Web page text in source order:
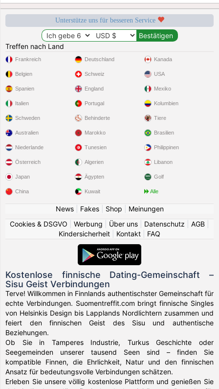
Unterstütze uns für besseren Service
Treffen nach Land
Frankreich
Belgien
Spanien
Italien
Schweden
Deutschland
Schweiz
England
Portugal
Behinderte
Kanada
USA
Mexiko
Kolumbien
Tiere
Australien
Niederlande
Österreich
Japan
China
Marokko
Tunesien
Algerien
Ägypten
Kuwait
Brasilien
Philippinen
Libanon
Golf
Alle
News| Fakes| Shop
Meinungen
Cookies & DSGVO
Werbung Über uns Datenschutz AGB
Kindersicherheit
Kontakt FAQ
Kostenlose finnische Dating-Gemeinschaft –
Sisu Geist Verbindungen
Terve! Willkommen in Finnlands authentischster Gemeinschaft für
echte Verbindungen. Suomentreffit.com bringt finnische Singles
von Helsinkis Design bis Lapplands Nordlichtern zusammen und
feiert den finnischen Geist des Sisu und authentische
Beziehungen.
Ob Sie in Tamperes Industrie, Turkus Geschichte oder
Seegemeinden unserer tausend Seen sind – finden Sie
kompatible Finnen, die Ehrlichkeit, Natur und den finnischen
Ansatz für bedeutungsvolle Verbindungen schätzen.
Erleben Sie unsere völlig kostenlose Plattform und genießen Sie